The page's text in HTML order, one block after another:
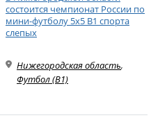
состоится чемпионат России по
мини-футболу 5х5 В1 спорта
слепых
Нижегородская область,
Футбол (B1)